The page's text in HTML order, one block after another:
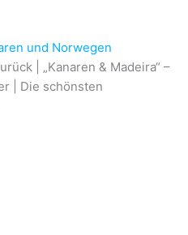
und Norwegen
| „Kanaren & Madeira“ –
| Die schönsten